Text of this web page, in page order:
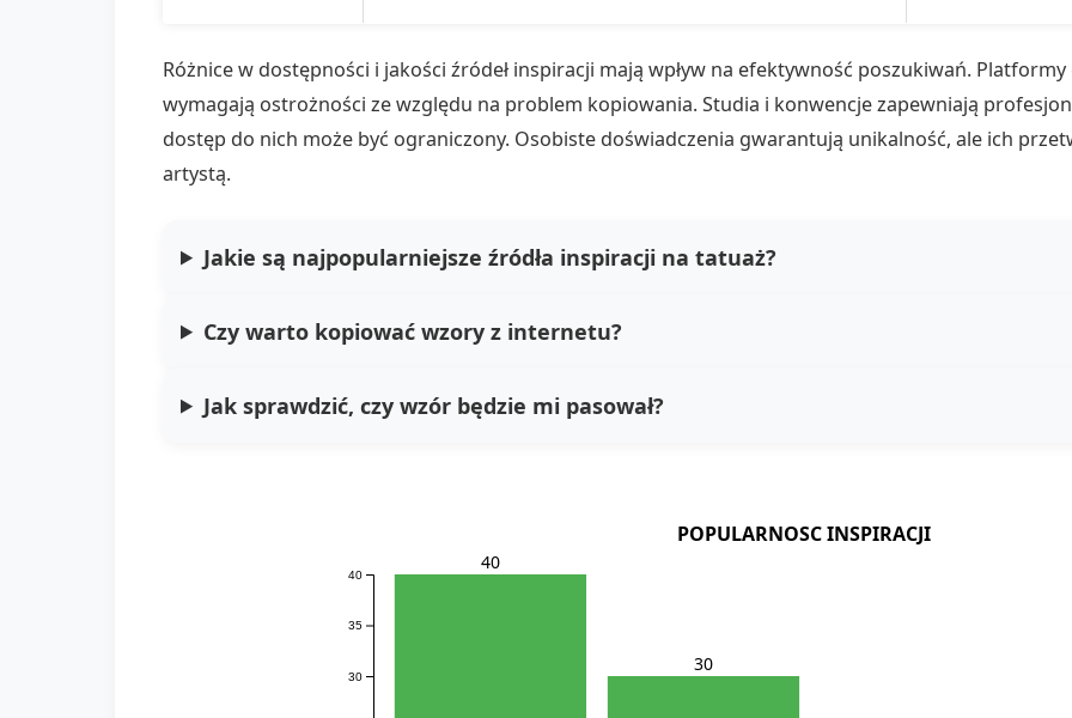
Różnice w dostępności i jakości źródeł inspiracji mają wpływ na efektywność poszukiwań.
wymagają ostrożności ze względu na problem kopiowania. Studia i konwencje zapewniają
dostęp do nich może być ograniczony. Osobiste doświadczenia gwarantują unikalność, ale ich
artystą.
Jakie są najpopularniejsze źródła inspiracji na tatuaż?
Czy warto kopiować wzory z internetu?
Jak sprawdzić, czy wzór będzie mi pasował?
POPULARNOSC INSPIRACJI
30
35
40
40
30